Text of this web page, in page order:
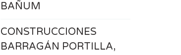
BAÑUM
CONSTRUCCIONES
BARRAGÁN PORTILLA,